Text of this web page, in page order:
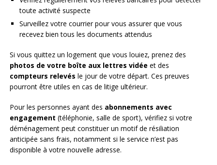
toute activité suspecte
Surveillez votre courrier pour vous assurer que vous
recevez bien tous les documents attendus
Si vous quittez un logement que vous louiez, prenez des
photos de votre boîte aux lettres vidée et des
compteurs relevés le jour de votre départ. Ces preuves
pourront être utiles en cas de litige ultérieur.
Pour les personnes ayant des abonnements avec
engagement (téléphonie, salle de sport), vérifiez si votre
déménagement peut constituer un motif de résiliation
anticipée sans frais, notamment si le service n’est pas
disponible à votre nouvelle adresse.